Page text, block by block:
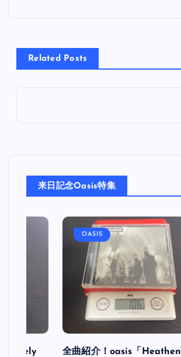
ビ
ョ
ン
Related Posts
来日記念Oasis特集
OASIS
全曲紹介！oasis「Heathen